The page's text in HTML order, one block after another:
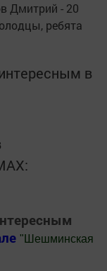
Дмитрий - 20
ребята
в
" Шешминская